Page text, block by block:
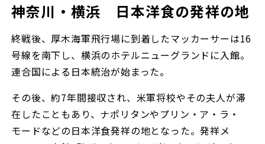
神奈川・横浜 日本洋食の発祥の地
終戦後、厚木海軍飛行場に到着したマッカーサーは16
号線を南下し、横浜のホテルニューグランドに入館。
連合国による日本統治が始まった。
その後、約7年間接収され、米軍将校やその夫人が滞
在したこともあり、ナポリタンやプリン・ア・ラ・
モードなどの日本洋食発祥の地となった。発祥メ